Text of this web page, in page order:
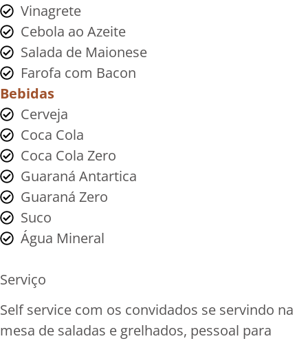
Vinagrete
Cebola ao Azeite
Salada de Maionese
Farofa com Bacon
Bebidas
Cerveja
Coca Cola
Coca Cola Zero
Guaraná Antartica
Guaraná Zero
Suco
Água Mineral
Serviço
Self service com os convidados se servindo na
mesa de saladas e grelhados, pessoal para